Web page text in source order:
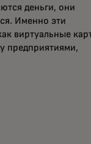
деньги, они
Именно эти
виртуальные
предприятиями,